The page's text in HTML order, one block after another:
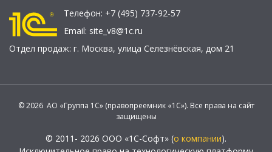
Телефон: +7 (495) 737-92-57
Email: site_v8@1c.ru
Отдел продаж: г. Москва, улица Селезнёвская, дом 21
© 2026 АО «Группа 1С» (правопреемник «1С»). Все права на сайт
защищены
© 2011- 2026 ООО «1С-Софт» (о компании).